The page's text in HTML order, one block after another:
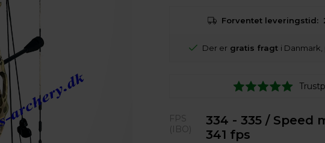
Forventet leveringstid:
Der er gratis fragt i
FPS
(IBO)
334 - 335 / Speed
341 fps